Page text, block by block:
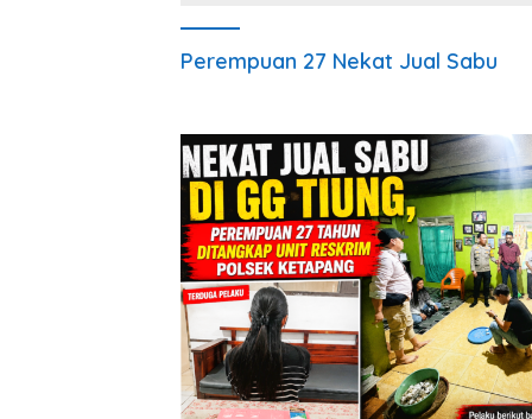
Perempuan 27 Nekat Jual Sabu